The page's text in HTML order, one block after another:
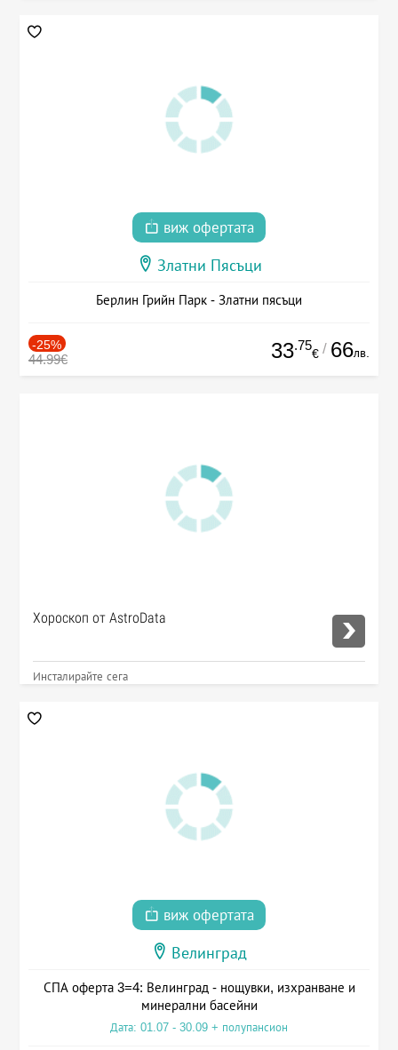
виж офертата
Златни Пясъци
Берлин Грийн Парк - Златни пясъци
-25%
44.99€ 33.75
€ / 66лв.
Хороскоп от AstroData
Инсталирайте сега
виж офертата
Велинград
СПА оферта 3=4: Велинград - нощувки, изхранване и
минерални басейни
Дата: 01.07 - 30.09 + полупансион